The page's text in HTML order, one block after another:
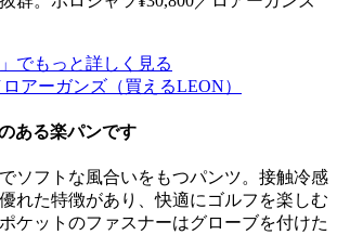
でもっと詳しく見る
ある楽パンです
ソフトな風合いをもつパンツ。接触冷感
れた特徴があり、快適にゴルフを楽しむ
ケットのファスナーはグローブを付けた